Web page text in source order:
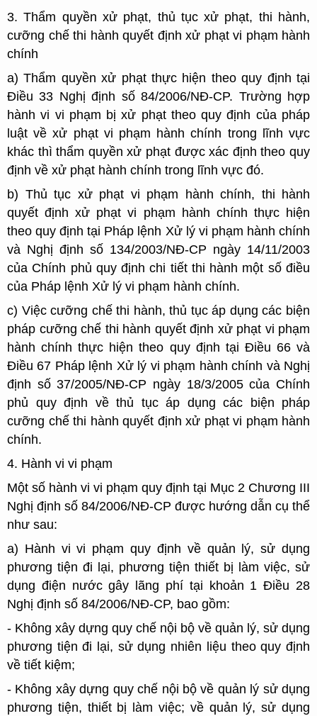
3. Thẩm quyền xử phạt, thủ tục xử phạt, thi hành,
cưỡng chế thi hành quyết định xử phạt vi phạm hành
chính
a) Thẩm quyền xử phạt thực hiện theo quy định tại
Điều 33 Nghị định số 84/2006/NĐ-CP. Trường hợp
hành vi vi phạm bị xử phạt theo quy định của pháp
luật về xử phạt vi phạm hành chính trong lĩnh vực
khác thì thẩm quyền xử phạt được xác định theo quy
định về xử phạt hành chính trong lĩnh vực đó.
b) Thủ tục xử phạt vi phạm hành chính, thi hành
quyết định xử phạt vi phạm hành chính thực hiện
theo quy định tại Pháp lệnh Xử lý vi phạm hành chính
và Nghị định số 134/2003/NĐ-CP ngày 14/11/2003
của Chính phủ quy định chi tiết thi hành một số điều
của Pháp lệnh Xử lý vi phạm hành chính.
c) Việc cưỡng chế thi hành, thủ tục áp dụng các biện
pháp cưỡng chế thi hành quyết định xử phạt vi phạm
hành chính thực hiện theo quy định tại Điều 66 và
Điều 67 Pháp lệnh Xử lý vi phạm hành chính và Nghị
định số 37/2005/NĐ-CP ngày 18/3/2005 của Chính
phủ quy định về thủ tục áp dụng các biện pháp
cưỡng chế thi hành quyết định xử phạt vi phạm hành
chính.
4. Hành vi vi phạm
Một số hành vi vi phạm quy định tại Mục 2 Chương III
Nghị định số 84/2006/NĐ-CP được hướng dẫn cụ thể
như sau:
a) Hành vi vi phạm quy định về quản lý, sử dụng
phương tiện đi lại, phương tiện thiết bị làm việc, sử
dụng điện nước gây lãng phí tại khoản 1 Điều 28
Nghị định số 84/2006/NĐ-CP, bao gồm:
- Không xây dựng quy chế nội bộ về quản lý, sử dụng
phương tiện đi lại, sử dụng nhiên liệu theo quy định
về tiết kiệm;
- Không xây dựng quy chế nội bộ về quản lý sử dụng
phương tiện, thiết bị làm việc; về quản lý, sử dụng